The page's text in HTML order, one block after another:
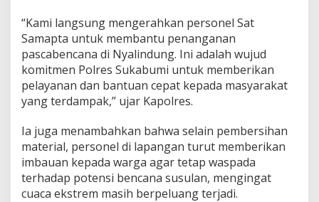
g
“Kami langsung mengerahkan personel Sat
Samapta untuk membantu penanganan
pascabencana di Nyalindung. Ini adalah wujud
komitmen Polres Sukabumi untuk memberikan
pelayanan dan bantuan cepat kepada masyarakat
yang terdampak,” ujar Kapolres.
Ia juga menambahkan bahwa selain pembersihan
material, personel di lapangan turut memberikan
imbauan kepada warga agar tetap waspada
terhadap potensi bencana susulan, mengingat
cuaca ekstrem masih berpeluang terjadi.